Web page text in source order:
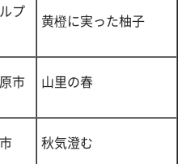
プ
黄橙に実った柚子
市 山里の春
秋気澄む